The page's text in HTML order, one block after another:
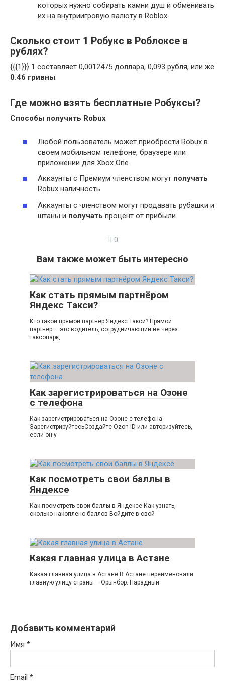
которых нужно собирать камни душ и обменивать
их на внутриигровую валюту в Roblox.
Сколько стоит 1 Робукс в Роблоксе в
рублях?
{{{1}}} 1 составляет 0,0012475 доллара, 0,093 рубля, или же
0.46 гривны.
Где можно взять бесплатные Робуксы?
Способы получить Robux
Любой пользователь может приобрести Robux в
своем мобильном телефоне, браузере или
приложении для Xbox One.
Аккаунты с Премиум членством могут получать
Robux наличность
Аккаунты с членством могут продавать рубашки и
штаны и получать процент от прибыли
0
Вам также может быть интересно
Как стать прямым партнёром
Яндекс Такси?
Кто такой прямой партнёр Яндекс.Такси? Прямой
партнёр — это водитель, сотрудничающий не через
таксопарк,
Как зарегистрироваться на Озоне
с телефона
Как зарегистрироваться на Озоне с телефона
ЗарегистрируйтесьСоздайте Ozon ID или авторизуйтесь,
если он у
Как посмотреть свои баллы в
Яндексе
Как посмотреть свои баллы в Яндексе Как узнать,
сколько накоплено баллов Войдите в свой
Какая главная улица в Астане
Какая главная улица в Астане В Астане переименовали
главную улицу страны – Орынбор. Парадный
Добавить комментарий
Имя *
Email *